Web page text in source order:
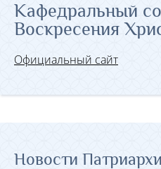
Кафедральный
Воскресения
Официальный сайт
Новости